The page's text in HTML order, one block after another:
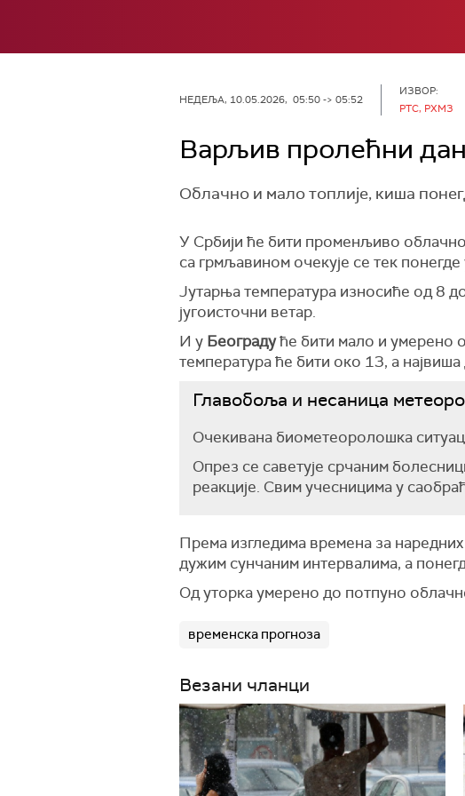
НЕДЕЉА, 10.05.2026, 05:50 -> 05:52
ИЗВОР:
РТС, РХМЗ
Варљив пролећни
Oблачно и мало топлије, киша
У Србији ће бити променљиво
са грмљавином очекује се тек
Јутарња температура износиће од 8
југоисточни ветар.
И у Београдуће бити мало и умерено
температура ће бити око 13, а
Главобоља и несаница
Очекивана биометеоролошка
Опрез се саветује срчаним
реакције. Свим учесницима у
Према изгледима времена за
дужим сунчаним интервалима, а
Од уторка умерено до потпуно
временска прогноза
Везани чланци